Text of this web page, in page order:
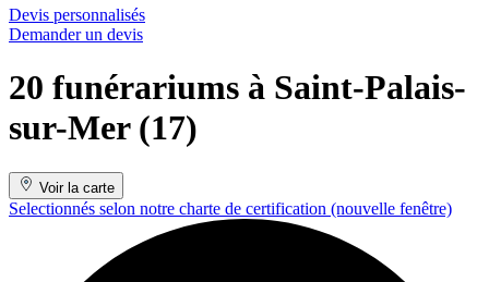
Devis personnalisés
Demander un devis
20 funérariums à Saint-Palais-
sur-Mer (17)
Voir la carte
Selectionnés selon notre charte de certification (nouvelle fenêtre)